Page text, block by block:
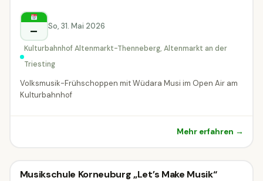
– So, 31. Mai 2026
Kulturbahnhof Altenmarkt-Thenneberg, Altenmarkt an der
Triesting
Volksmusik-Frühschoppen mit Wüdara Musi im Open Air am
Kulturbahnhof
Mehr erfahren →
Konzert
Konzert
Musikschule Korneuburg „Let’s Make Musik“